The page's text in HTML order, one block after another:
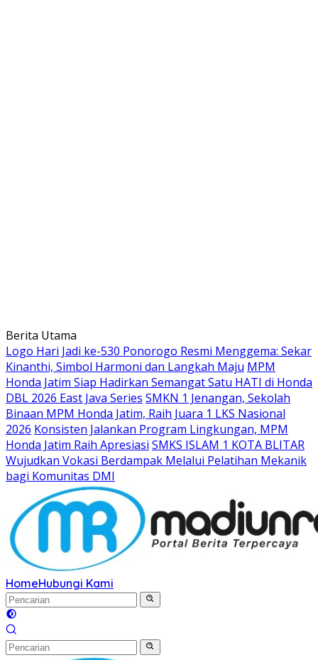
Langsung
ke
konten
Berita Utama
Logo Hari Jadi ke-530 Ponorogo Resmi Menggema: Sekar
Kinanthi, Simbol Harmoni dan Langkah Maju MPM
Honda Jatim Siap Hadirkan Semangat Satu HATI di Honda
DBL 2026 East Java Series SMKN 1 Jenangan, Sekolah
Binaan MPM Honda Jatim, Raih Juara 1 LKS Nasional
2026 Konsisten Jalankan Program Lingkungan, MPM
Honda Jatim Raih Apresiasi SMKS ISLAM 1 KOTA BLITAR
Wujudkan Vokasi Berdampak Melalui Pelatihan Mekanik
bagi Komunitas DMI
HomeHubungi Kami